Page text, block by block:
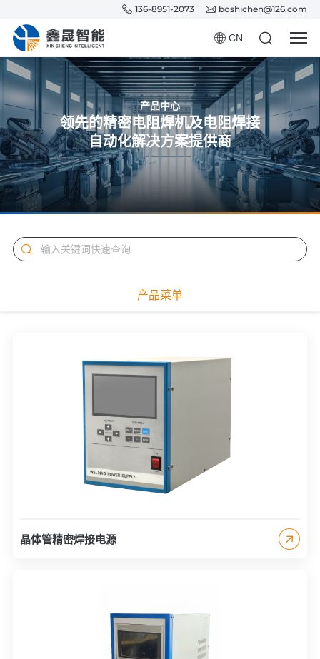
136-8951-2073 boshichen@126.com
CN
产品中心
领先的精密电阻焊机及电阻焊接
自动化解决方案提供商
产品菜单
晶体管精密焊接电源